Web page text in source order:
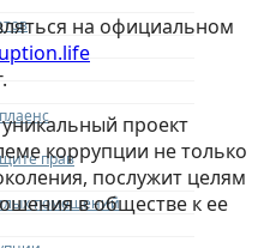
прав
помещений
на официальном
проект
коррупции не только
послужит целям
в обществе к ее